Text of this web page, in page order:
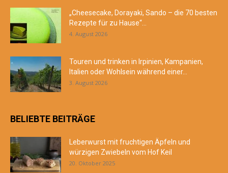
„Cheesecake, Dorayaki, Sando – die 70 besten
Rezepte für zu Hause“...
4. August 2026
Touren und trinken in Irpinien, Kampanien,
Italien oder Wohlsein während einer...
3. August 2026
BELIEBTE BEITRÄGE
Leberwurst mit fruchtigen Äpfeln und
würzigen Zwiebeln vom Hof Keil
20. Oktober 2025